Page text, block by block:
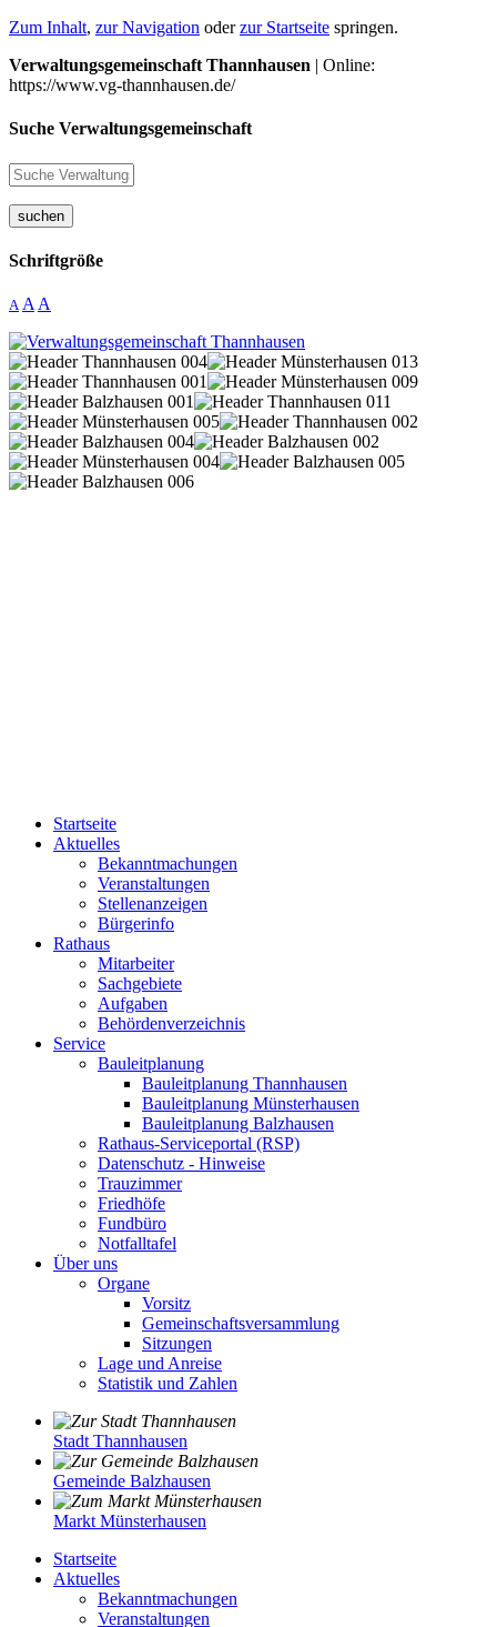
Zum Inhalt, zur Navigation oderzur Startseite springen.
Verwaltungsgemeinschaft Thannhausen | Online:
https://www.vg-thannhausen.de/
Suche Verwaltungsgemeinschaft
suchen
Schriftgröße
A A A
Startseite
Aktuelles
Bekanntmachungen
Veranstaltungen
Stellenanzeigen
Bürgerinfo
Rathaus
Mitarbeiter
Sachgebiete
Aufgaben
Behördenverzeichnis
Service
Bauleitplanung
Bauleitplanung Thannhausen
Bauleitplanung Münsterhausen
Bauleitplanung Balzhausen
Rathaus-Serviceportal (RSP)
Datenschutz - Hinweise
Trauzimmer
Friedhöfe
Fundbüro
Notfalltafel
Über uns
Organe
Vorsitz
Gemeinschaftsversammlung
Sitzungen
Lage und Anreise
Statistik und Zahlen
Stadt Thannhausen
Gemeinde Balzhausen
Markt Münsterhausen
Startseite
Aktuelles
Bekanntmachungen
Veranstaltungen